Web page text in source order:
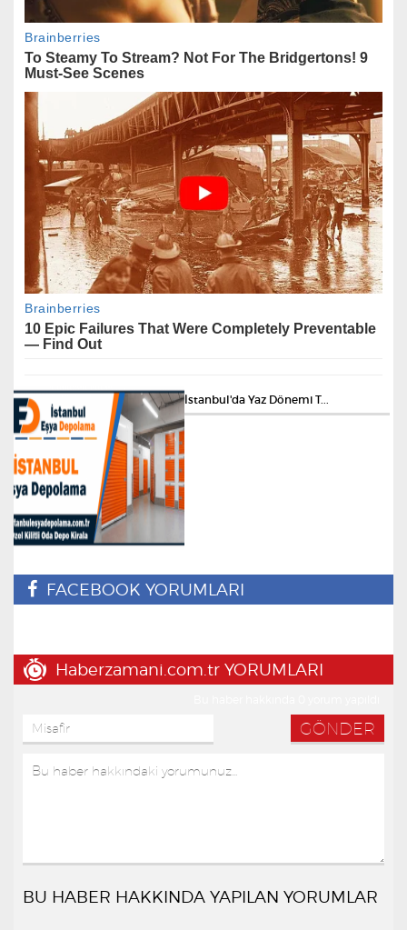
Elektronik Dizgi Nedir?
FACEBOOK YORUMLARI
Haberzamani.com.tr YORUMLARI
BU HABER HAKKINDA YAPILAN YORUMLAR